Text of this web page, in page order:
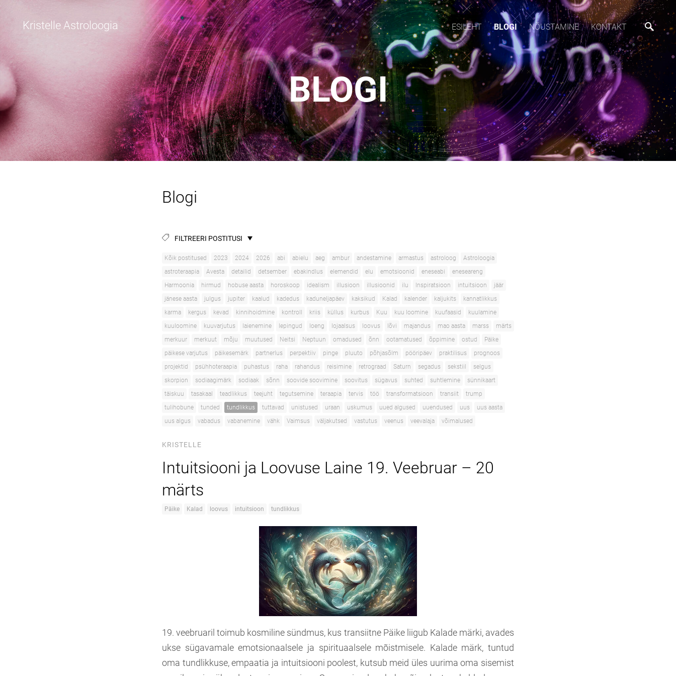
Kristelle Astroloogia ESILEHT BLOGI NÕUSTAMINE KONTAKT
BLOGI
Blogi
FILTREERI POSTITUSI
Kõik postitused 2023 2024 2026 abi abielu aeg ambur andestamine armastus astroloog
Astroloogia
astroteraapia
Avesta detailid detsember ebakindlus elemendid elu emotsioonid eneseabi
eneseareng
Harmoonia
hirmud hobuse aasta horoskoop idealism illusioon illusioonid ilu Inspiratsioon intuitsioon
jäär
jänese aasta
julgus jupiter kaalud kadedus kaduneljapäev kaksikud Kalad kalender kaljukits
kannatlikkus
karma
kergus kevad kinnihoidmine kontroll kriis küllus kurbus Kuu kuu loomine kuufaasid
kuulamine
kuuloomine
kuuvarjutus laienemine lepingud loeng lojaalsus loovus lõvi majandus mao aasta marss
märts
merkuur
merkuut mõju muutused Neitsi Neptuun omadused õnn ootamatused õppimine ostud
Päike
päikese varjutus
päikesemärk partnerlus perpektiiv pinge pluuto põhjasõlm pööripäev praktilisus
prognoos
projektid
psühhoteraapia puhastus raha rahandus reisimine retrograad Saturn segadus sekstiil
selgus
skorpion
sodiaagimärk sodiaak sõnn soovide soovimine soovitus sügavus suhted suhtlemine
sünnikaart
täiskuu
tasakaal teadlikkus teejuht tegutsemine teraapia tervis töö transformatsioon transiit
trump
tulihobune
tunded tundlikkus tuttavad unistused uraan uskumus uued algused uuendused uus
uus aasta
uus algus
vabadus vabanemine vähk Vaimsus väljakutsed vastutus veenus veevalaja võimalused
KRISTELLE
Intuitsiooni ja Loovuse Laine 19. Veebruar – 20
märts
Päike Kalad loovus intuitsioon tundlikkus
19. veebruaril toimub kosmiline sündmus, kus transiitne Päike liigub Kalade märki, avades
ukse sügavamale emotsionaalsele ja spirituaalsele mõistmisele. Kalade märk, tuntud
oma tundlikkuse, empaatia ja intuitsiooni poolest, kutsub meid üles uurima oma sisemist